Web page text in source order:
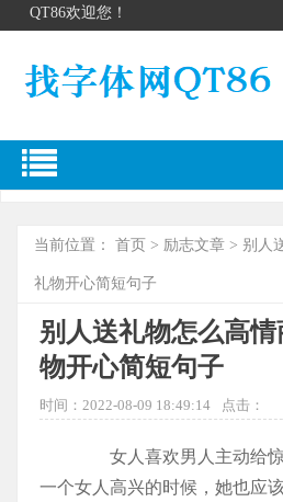
QT86欢迎您！
当前位置： 首页 > 励志文章 > 别人
礼物开心简短句子
别人送礼物怎么高
物开心简短句子
时间：2022-08-09 18:49:14 点击：
女人喜欢男人主动给惊
一个女人高兴的时候，她也应